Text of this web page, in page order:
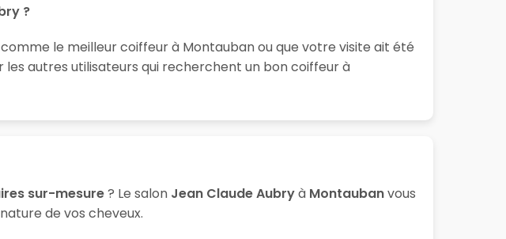
?
le meilleur coiffeur à Montauban ou que votre visite ait été
autres utilisateurs qui recherchent un bon coiffeur à
sur-mesure? Le salon Jean Claude Aubryà Montaubanvous
de vos cheveux.